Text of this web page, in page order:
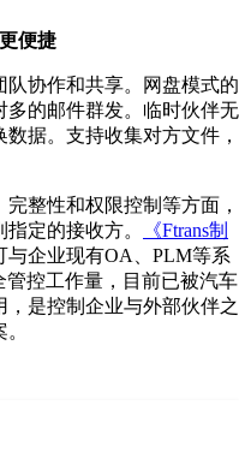
便捷
协作和共享。网盘模式的
的邮件群发。临时伙伴无
据。支持收集对方文件，
整性和权限控制等方面，
定的接收方。
《Ftrans制
与企业现有OA、PLM等系
控工作量，目前已被汽车
是控制企业与外部伙伴之